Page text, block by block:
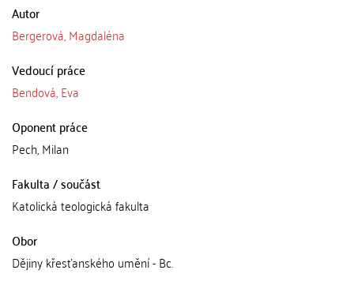
Autor
Bergerová, Magdaléna
Vedoucí práce
Bendová, Eva
Oponent práce
Pech, Milan
Fakulta / součást
Katolická teologická fakulta
Obor
Dějiny křesťanského umění - Bc.